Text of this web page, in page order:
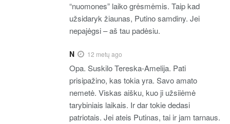
“nuomones” laiko grėsmėmis. Taip kad
užsidaryk žiaunas, Putino samdiny. Jei
nepajėgsi – aš tau padėsiu.
N 12 metų ago
Opa. Suskilo Tereska-Amelija. Pati
prisipažino, kas tokia yra. Savo amato
nemetė. Viskas aišku, kuo ji užsiiėmė
tarybiniais laikais. Ir dar tokie dedasi
patriotais. Jei ateis Putinas, tai ir jam tarnaus.